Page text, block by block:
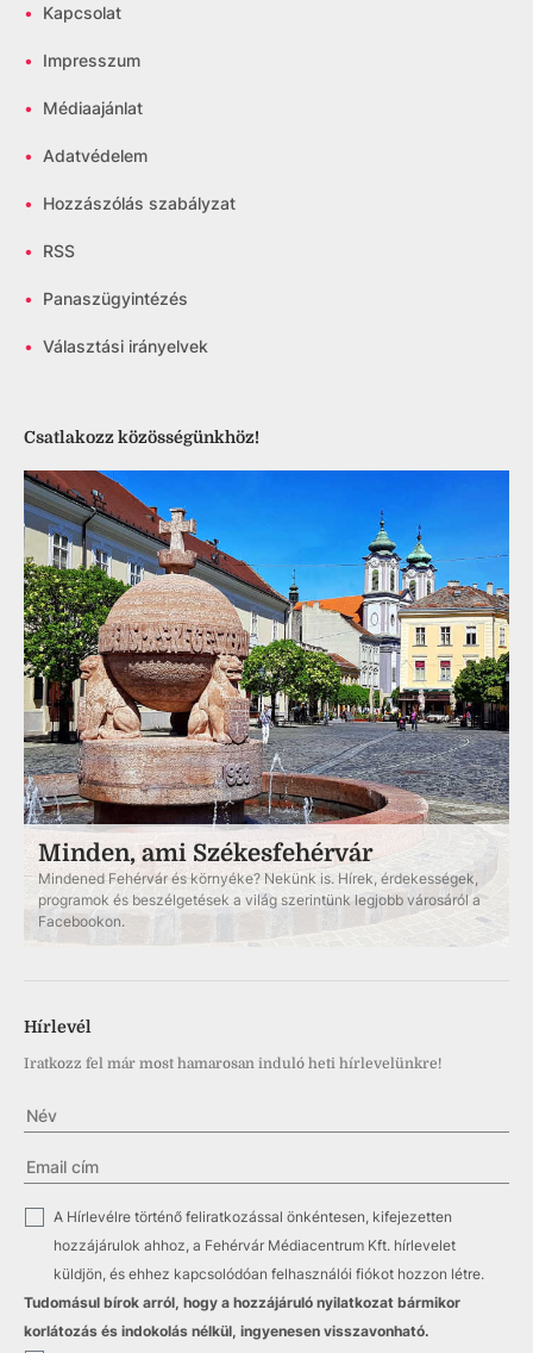
• Kapcsolat
• Impresszum
• Médiaajánlat
• Adatvédelem
• Hozzászólás szabályzat
• RSS
• Panaszügyintézés
• Választási irányelvek
Csatlakozz közösségünkhöz!
Minden, ami Székesfehérvár
Mindened Fehérvár és környéke? Nekünk is. Hírek, érdekességek,
programok és beszélgetések a világ szerintünk legjobb városáról a
Facebookon.
Hírlevél
Iratkozz fel már most hamarosan induló heti hírlevelünkre!
✓
A Hírlevélre történő feliratkozással önkéntesen, kifejezetten
hozzájárulok ahhoz, a Fehérvár Médiacentrum Kft. hírlevelet
küldjön, és ehhez kapcsolódóan felhasználói fiókot hozzon létre.
Tudomásul bírok arról, hogy a hozzájáruló nyilatkozat bármikor
korlátozás és indokolás nélkül, ingyenesen visszavonható.